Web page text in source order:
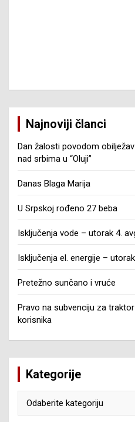
Najnoviji članci
Dan žalosti povodom
nad srbima u “Oluji”
Danas Blaga Marija
U Srpskoj rođeno 27 beba
Isključenja vode – utorak 4.
Isključenja el. energije –
Pretežno sunčano i vruće
Pravo na subvenciju za
korisnika
Kategorije